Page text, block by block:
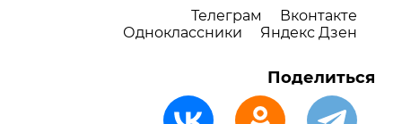
Телеграм
Вконтакте
Одноклассники
Яндекс Дзен
Поделиться